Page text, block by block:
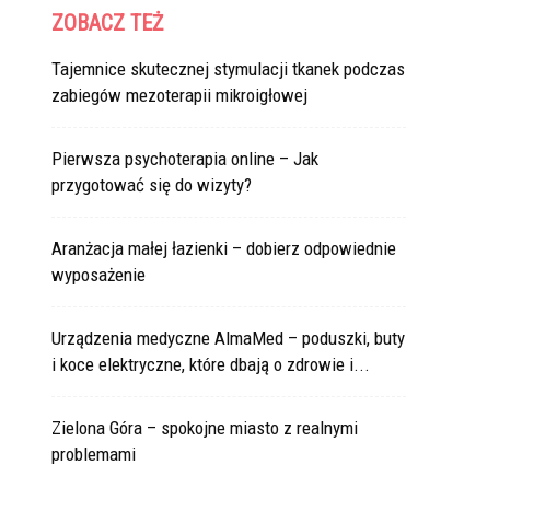
ZOBACZ TEŻ
Tajemnice skutecznej stymulacji tkanek podczas
zabiegów mezoterapii mikroigłowej
Pierwsza psychoterapia online – Jak
przygotować się do wizyty?
Aranżacja małej łazienki – dobierz odpowiednie
wyposażenie
Urządzenia medyczne AlmaMed – poduszki, buty
i koce elektryczne, które dbają o zdrowie i...
Zielona Góra – spokojne miasto z realnymi
problemami